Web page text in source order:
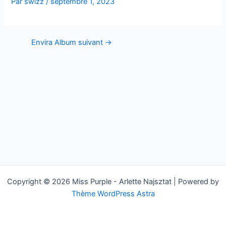
Envira Album suivant →
Copyright © 2026 Miss Purple - Arlette Najsztat | Powered by
Thème WordPress Astra